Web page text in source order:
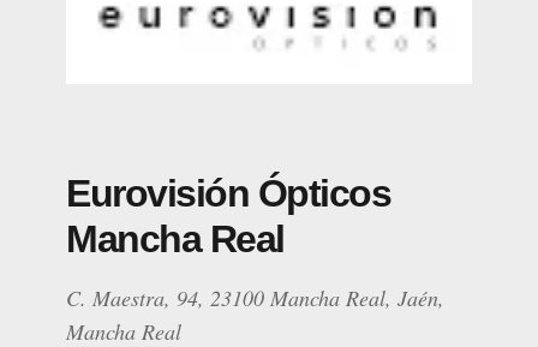
Eurovisión Ópticos
Mancha Real
C. Maestra, 94, 23100 Mancha Real, Jaén,
Mancha Real